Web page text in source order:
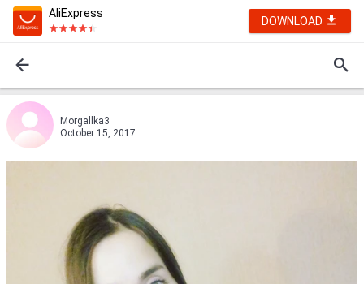
AliExpress
DOWNLOAD
Morgallka3
October 15, 2017